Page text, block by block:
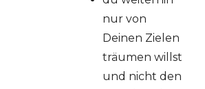
nur von
Deinen Zielen
träumen willst
und nicht den